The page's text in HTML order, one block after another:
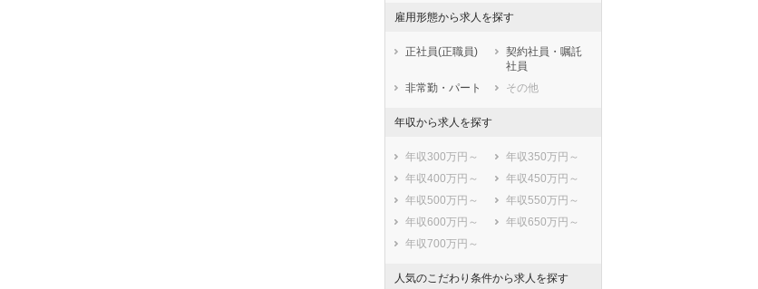
行方市
鉾田市
東茨城郡大洗町
東茨城郡城里町
那珂郡東海村
稲敷郡阿見町
結城郡八千代町
猿島郡五霞町
猿島郡境町
北相馬郡利根町
雇用形態から求人を探す
正社員(正職員)
契約社員・嘱託
社員
非常勤・パート
その他
年収から求人を探す
年収300万円～
年収350万円～
年収400万円～
年収450万円～
年収500万円～
年収550万円～
年収600万円～
年収650万円～
年収700万円～
人気のこだわり条件から求人を探す